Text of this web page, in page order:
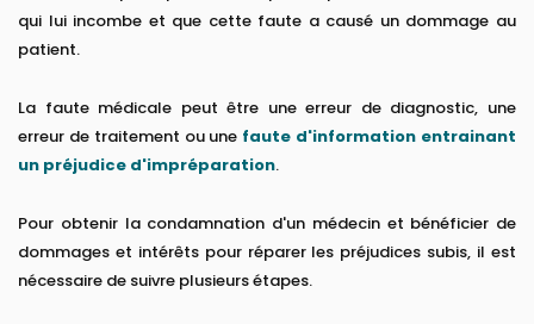
qui lui incombe et que cette faute a causé un dommage au
patient.
La faute médicale peut être une erreur de diagnostic, une
erreur de traitement ou une faute d'information entrainant
un préjudice d'impréparation.
Pour obtenir la condamnation d'un médecin et bénéficier de
dommages et intérêts pour réparer les préjudices subis, il est
nécessaire de suivre plusieurs étapes.